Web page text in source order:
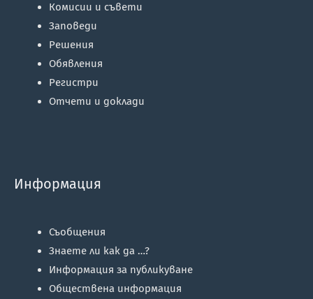
Комисии и съвети
Заповеди
Решения
Обявления
Регистри
Отчети и доклади
Информация
Съобщения
Знаете ли как да …?
Информация за публикуване
Обществена информация